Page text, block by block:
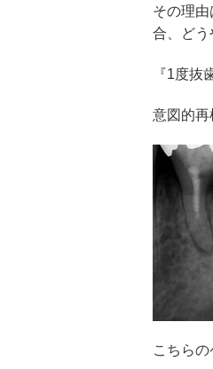
その理
合、どう
『1度抜
意図的再
こちらの